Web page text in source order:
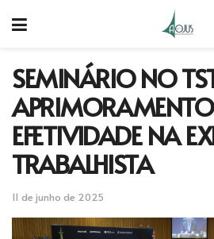
SEMINÁRIO NO
EFETIVIDADE NA
TRABALHISTA
11 de junho de 2025